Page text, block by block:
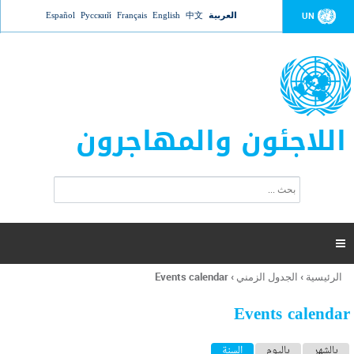
Jump to navigation UN العربية 中文
English
Français
Русский
Español
اللاجئون والمهاجرون
ت
ر
ل
ح
ب

أنت
هنا
الرئيسية › الجدول الزمني ›
Events calendar
Events calendar